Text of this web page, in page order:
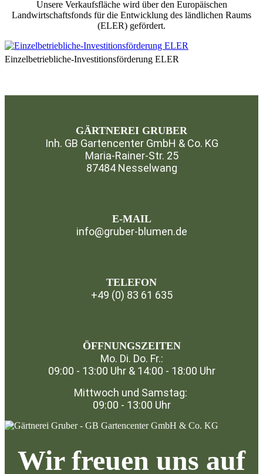
Unsere Verkaufsfläche wird über den Europäischen
Landwirtschaftsfonds für die Entwicklung des ländlichen Raums
(ELER) gefördert.
Einzelbetriebliche-Investitionsförderung ELER
GÄRTNEREI GRUBER
Inh. GB Gartencenter GmbH & Co. KG
Maria-Rainer-Str. 25
87484 Nesselwang
E-MAIL
info@gruber-blumen.de
TELEFON
+49 (0) 83 61 635
ÖFFNUNGSZEITEN
Mo. Di. Do. Fr.:
09:00 - 13:00 Uhr & 14:00 - 18:00 Uhr
Mittwoch und Samstag:
09:00 - 13:00 Uhr
Wir freuen uns auf